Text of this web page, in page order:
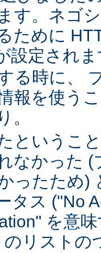
す。ネゴ
ために
設定され
る時に、
報を使う
。
というこ
なかった
ったため)
タス ("No
を意
のリストの